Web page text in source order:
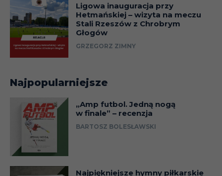
Ligowa inauguracja przy
Hetmańskiej – wizyta na meczu
Stali Rzeszów z Chrobrym
Głogów
GRZEGORZ ZIMNY
Najpopularniejsze
„Amp futbol. Jedną nogą
w finale” – recenzja
BARTOSZ BOLESŁAWSKI
Najpiękniejsze hymny piłkarskie